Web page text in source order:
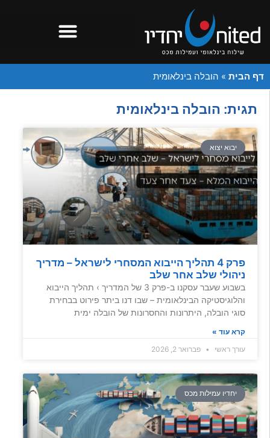
דף הבית » הובלה בינלאומית
תגית: הובלה בינלאומית
יבוא יצוא
פרק 4 תהליך הייבוא המסחרי לישראל – מדריך
ניהולי שלב אחר שלב
בשבוע שעבר עסקנו ב-פרק 3 של המדריך › תהליך הייבוא
והלוגיסטיקה הבינלאומית – שבו דנו ביתר פירוט בבחירת
סוגי הובלה, היתרונות והחסרונות של הובלה ימית
קרא עוד »
עורך ראשי
פברואר 2, 2026
יחדיו עמילות מכס